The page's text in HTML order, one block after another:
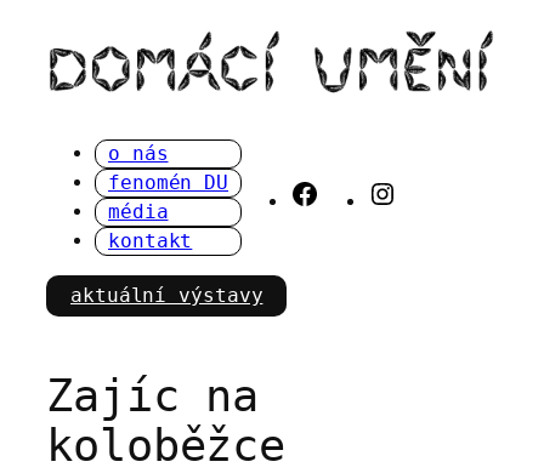
obsah
o nás
fenomén DU
média
kontakt
Facebook
aktuální výstavy
Zajíc na
koloběžce